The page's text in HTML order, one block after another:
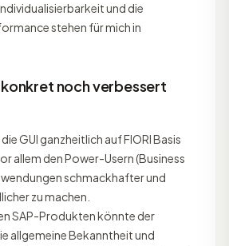
und die
stehen für mich in
noch verbessert
GUI ganzheitlich auf FIORI Basis
allem den Power-Usern (Business
schmackhafter und
zu machen.
SAP-Produkten könnte der
allgemeine Bekanntheit und